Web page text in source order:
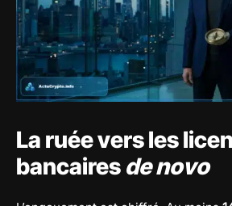
La ruée vers les
bancaires de novo